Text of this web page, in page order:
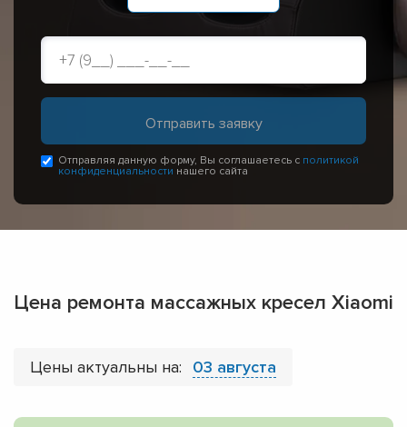
Отправляя данную форму, Вы соглашаетесь с политикой
конфиденциальности нашего сайта
Цена ремонта массажных кресел Xiaomi
Цены актуальны на: 03 августа